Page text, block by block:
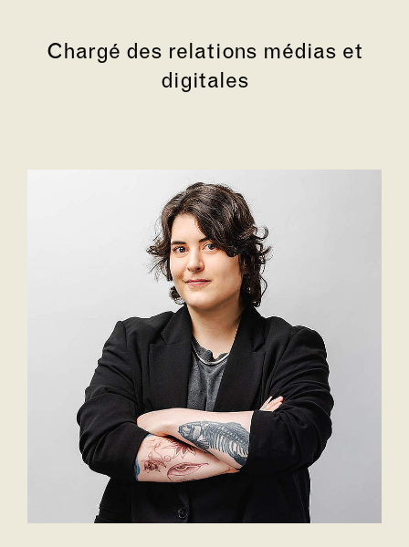
Chargé des relations médias et
digitales